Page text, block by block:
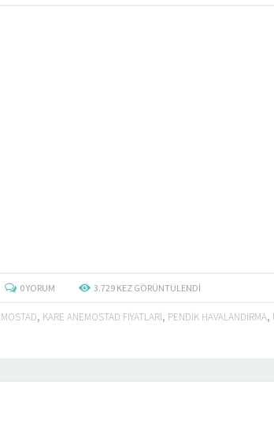
0YORUM 3.729 KEZ GÖRÜNTÜLENDI
, KARE ANEMOSTAD FIYATLARI, PENDIK HAVALANDIRMA,